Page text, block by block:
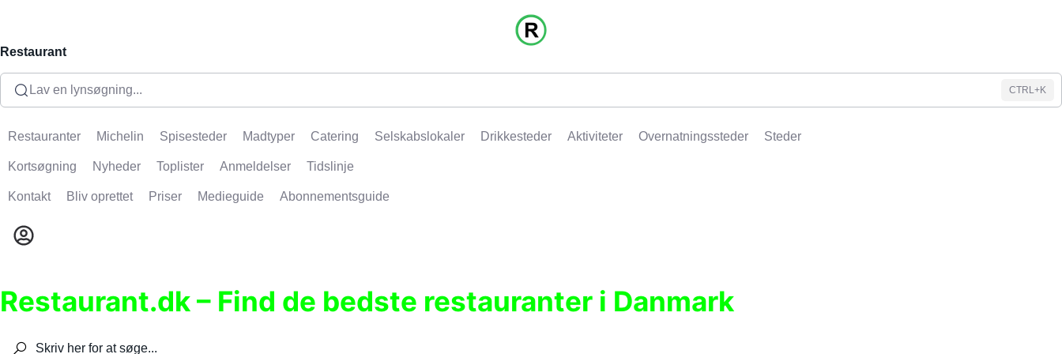
Restaurant
Lav en lynsøgning... CTRL+K
Restauranter Michelin Spisesteder Madtyper Catering Selskabslokaler Drikkesteder Aktiviteter Overnatningssteder Steder
Kortsøgning Nyheder Toplister Anmeldelser Tidslinje
Kontakt Bliv oprettet Priser Medieguide Abonnementsguide
Restaurant.dk – Find de bedste restauranter i Danmark